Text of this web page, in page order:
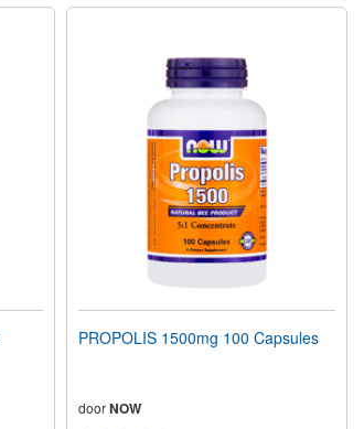
PROPOLIS 1500mg 100 Capsules
doorNOW